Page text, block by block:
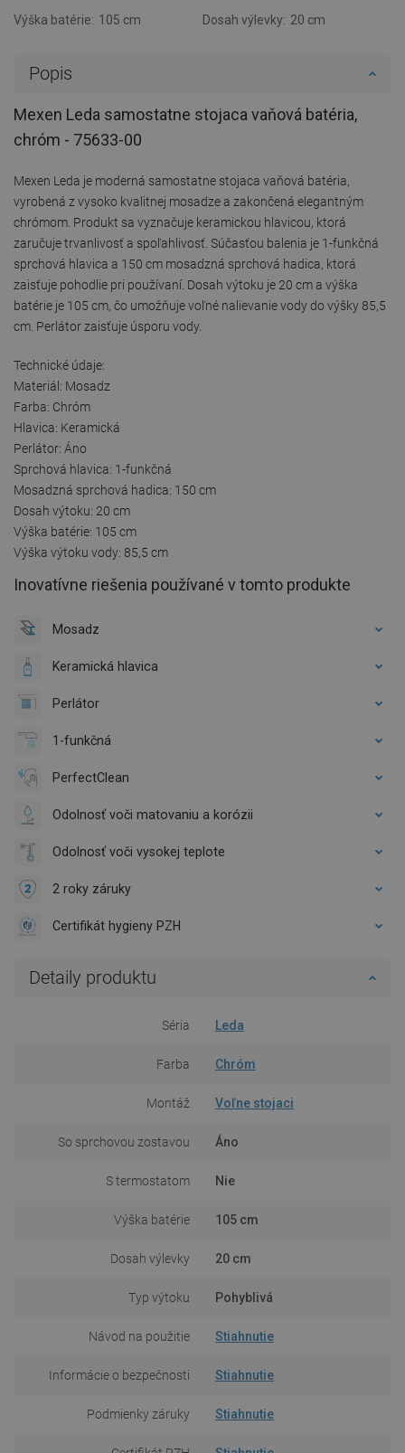
Výška batérie: 105 cm Dosah výlevky: 20 cm
Popis
Mexen Leda samostatne stojaca vaňová batéria,
chróm - 75633-00
Mexen Leda je moderná samostatne stojaca vaňová batéria,
vyrobená z vysoko kvalitnej mosadze a zakončená elegantným
chrómom. Produkt sa vyznačuje keramickou hlavicou, ktorá
zaručuje trvanlivosť a spoľahlivosť. Súčasťou balenia je 1-funkčná
sprchová hlavica a 150 cm mosadzná sprchová hadica, ktorá
zaisťuje pohodlie pri používaní. Dosah výtoku je 20 cm a výška
batérie je 105 cm, čo umožňuje voľné nalievanie vody do výšky 85,5
cm. Perlátor zaisťuje úsporu vody.
Technické údaje:
Materiál: Mosadz
Farba: Chróm
Hlavica: Keramická
Perlátor: Áno
Sprchová hlavica: 1-funkčná
Mosadzná sprchová hadica: 150 cm
Dosah výtoku: 20 cm
Výška batérie: 105 cm
Výška výtoku vody: 85,5 cm
Inovatívne riešenia používané v tomto produkte
Mosadz
Keramická hlavica
Perlátor
1-funkčná
PerfectClean
Odolnosť voči matovaniu a korózii
Odolnosť voči vysokej teplote
2 roky záruky
Certifikát hygieny PZH
Detaily produktu
Séria Leda
Farba Chróm
Montáž Voľne stojaci
So sprchovou zostavou Áno
S termostatom Nie
Výška batérie 105 cm
Dosah výlevky 20 cm
Typ výtoku Pohyblivá
Návod na použitie Stiahnutie
Informácie o bezpečnosti Stiahnutie
Podmienky záruky Stiahnutie